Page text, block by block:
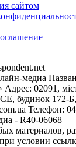
сайтом
медиа
Адрес: 02091,
172-Б,
Телефон:
- R40-06068
материалов,
условии